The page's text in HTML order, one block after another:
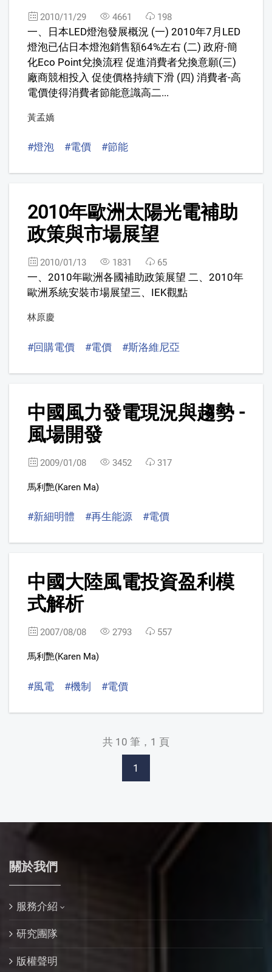
2010/11/29 4661 198
一、日本LED燈泡發展概況 (一) 2010年7月LED
燈泡已佔日本燈泡銷售額64%左右 (二) 政府-簡
化Eco Point兌換流程 促進消費者兌換意願(三)
廠商競相投入 促使價格持續下滑 (四) 消費者-高
電價使得消費者節能意識高二...
黃孟嬌
#燈泡 #電價 #節能
2010年歐洲太陽光電補助
政策與市場展望
2010/01/13 1831 65
一、2010年歐洲各國補助政策展望 二、2010年
歐洲系統安裝市場展望三、IEK觀點
林原慶
#回購電價 #電價 #斯洛維尼亞
中國風力發電現況與趨勢 -
風場開發
2009/01/08 3452 317
馬利艷(Karen Ma)
#新細明體 #再生能源 #電價
10中國大陸風電投資盈利模
式解析
2007/08/08 2793 557
馬利艷(Karen Ma)
#風電 #機制 #電價
共 10 筆，1 頁
1
關於我們
服務介紹
研究團隊
版權聲明